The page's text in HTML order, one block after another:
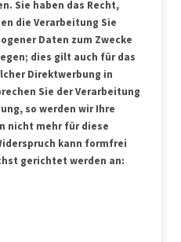
Sie haben das Recht,
die Verarbeitung Sie
Daten zum Zwecke
dies gilt auch für das
Direktwerbung in
Sie der Verarbeitung
so werden wir Ihre
nicht mehr für diese
kann formfrei
gerichtet werden an: